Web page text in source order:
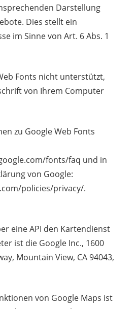
Darstellung
Dies stellt ein
im Sinne von Art. 6 Abs. 1
Fonts nicht unterstützt,
von Ihrem Computer
zu Google Web Fonts
fonts/faq und in
von Google:
policies/privacy/.
eine API den Kartendienst
ist die Google Inc., 1600
Mountain View, CA 94043,
von Google Maps ist